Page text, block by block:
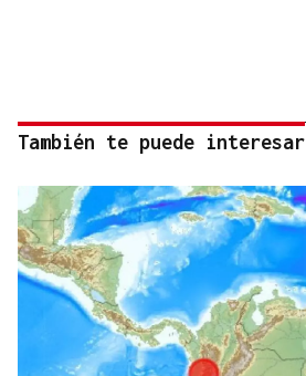
También te puede interesar